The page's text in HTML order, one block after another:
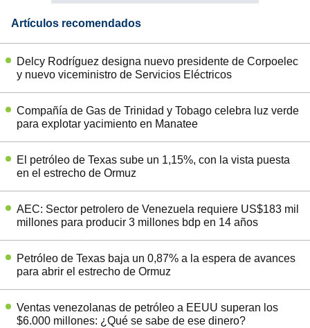
Artículos recomendados
Delcy Rodríguez designa nuevo presidente de Corpoelec
y nuevo viceministro de Servicios Eléctricos
Compañía de Gas de Trinidad y Tobago celebra luz verde
para explotar yacimiento en Manatee
El petróleo de Texas sube un 1,15%, con la vista puesta
en el estrecho de Ormuz
AEC: Sector petrolero de Venezuela requiere US$183 mil
millones para producir 3 millones bdp en 14 años
Petróleo de Texas baja un 0,87% a la espera de avances
para abrir el estrecho de Ormuz
Ventas venezolanas de petróleo a EEUU superan los
$6.000 millones: ¿Qué se sabe de ese dinero?